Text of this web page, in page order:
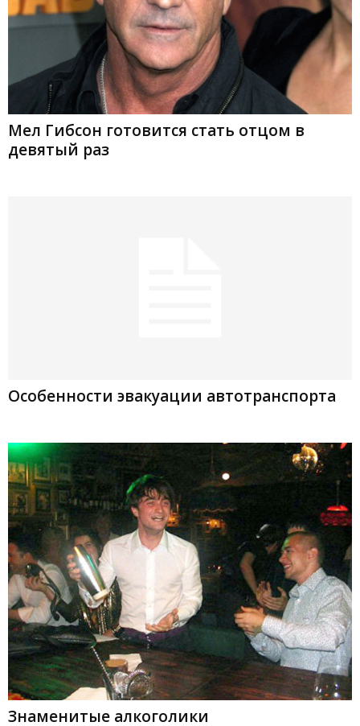
Мел Гибсон готовится стать отцом в
девятый раз
Особенности эвакуации автотранспорта
Знаменитые алкоголики